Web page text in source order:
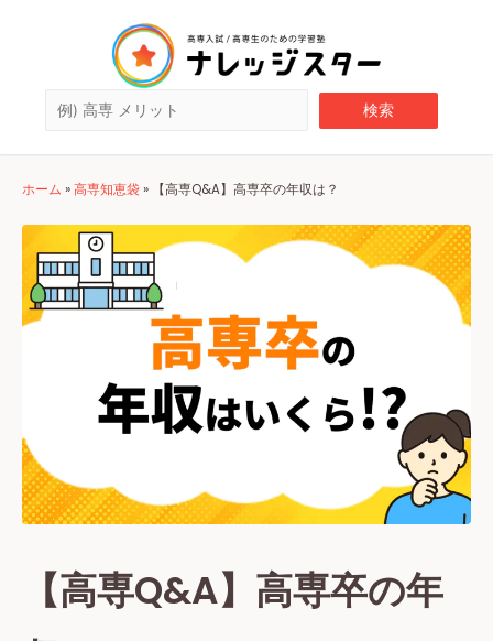
ホーム »高専知恵袋» 【高専Q&A】高専卒の年収は？
【高専Q&A】高専卒の年